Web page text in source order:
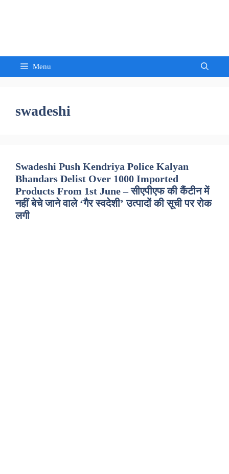
Menu
swadeshi
Swadeshi Push Kendriya Police Kalyan
Bhandars Delist Over 1000 Imported
Products From 1st June – सीएपीएफ की कैंटीन में
नहीं बेचे जाने वाले ‘गैर स्वदेशी’ उत्पादों की सूची पर रोक
लगी